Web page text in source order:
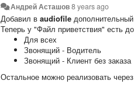
Андрей Асташов8 years ago
Добавил в audiofile
Теперь у "Файл приветствия" есть
Для всех
Звонящий - Водитель
Звонящий - Клиент без заказа
Остальное можно реализовать